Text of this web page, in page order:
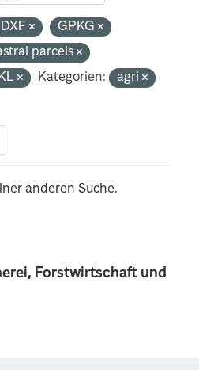
Forstwirtschaft und
DXF
GPKG
parcels
Kategorien:
agri
anderen Suche.